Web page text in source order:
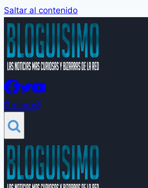
Saltar al contenido
Groleros!